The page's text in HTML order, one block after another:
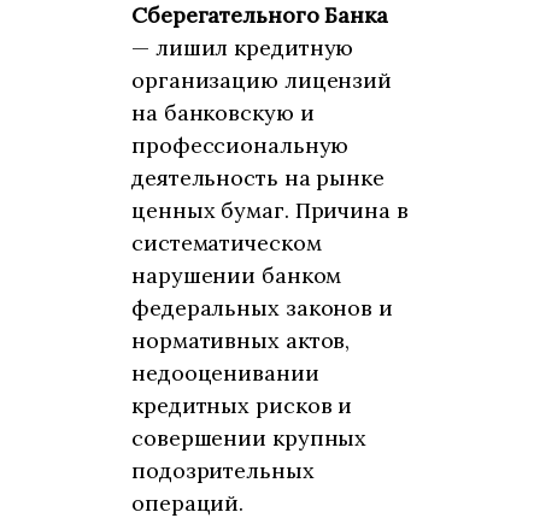
Сберегательного Банка
— лишил кредитную
организацию лицензий
на банковскую и
профессиональную
деятельность на рынке
ценных бумаг. Причина в
систематическом
нарушении банком
федеральных законов и
нормативных актов,
недооценивании
кредитных рисков и
совершении крупных
подозрительных
операций.